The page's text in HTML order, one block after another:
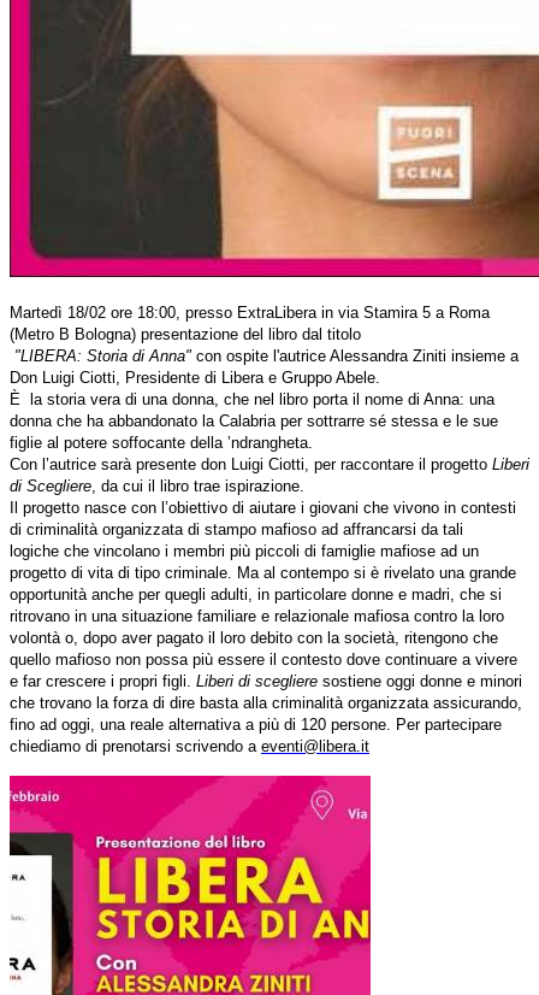
Martedì 18/02 ore 18:00, presso ExtraLibera in via Stamira 5 a Roma
(Metro B Bologna) presentazione del libro dal titolo
"LIBERA: Storia di Anna" con ospite l'autrice Alessandra Ziniti insieme a
Don Luigi Ciotti, Presidente di Libera e Gruppo Abele.
È
la storia vera di una donna, che nel libro porta il nome di Anna: una
donna che ha abbandonato la Calabria per sottrarre sé stessa e le sue
figlie al potere soffocante della ’ndrangheta.
Con l’autrice sarà presente don Luigi Ciotti, per raccontare il progetto Liberi
di Scegliere, da cui il libro trae ispirazione.
Il progetto nasce con l’obiettivo di aiutare i giovani che vivono in contesti
di criminalità organizzata di stampo mafioso ad affrancarsi da tali
logiche che vincolano i membri più piccoli di famiglie mafiose ad un
progetto di vita di tipo criminale. Ma al contempo si è rivelato una grande
opportunità anche per quegli adulti, in particolare donne e madri, che si
ritrovano in una situazione familiare e relazionale mafiosa contro la loro
volontà o, dopo aver pagato il loro debito con la società, ritengono che
quello mafioso non possa più essere il contesto dove continuare a vivere
e far crescere i propri figli. Liberi di scegliere sostiene oggi donne e minori
che trovano la forza di dire basta alla criminalità organizzata assicurando,
fino ad oggi, una reale alternativa a più di 120 persone. Per partecipare
chiediamo di prenotarsi scrivendo a eventi@libera.it